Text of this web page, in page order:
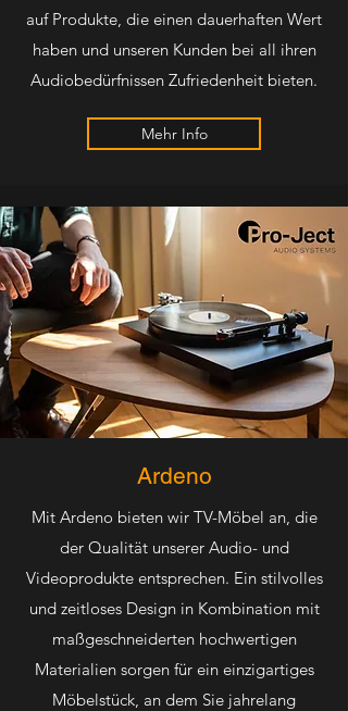
Ardeno
Mit Ardeno bieten wir TV-Möbel an, die
der Qualität unserer Audio- und
Videoprodukte entsprechen. Ein stilvolles
und zeitloses Design in Kombination mit
maßgeschneiderten hochwertigen
Materialien sorgen für ein einzigartiges
Möbelstück, an dem Sie jahrelang
auf Produkte, die einen dauerhaften Wert
haben und unseren Kunden bei all ihren
Audiobedürfnissen Zufriedenheit bieten.
Mehr Info